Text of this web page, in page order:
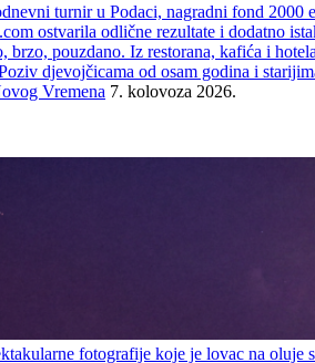
turnir u Podaci, nagradni fond 2000
ostvarila odlične rezultate i dodatno
brzo, pouzdano. Iz restorana, kafića i hotela
djevojčicama od osam godina i
Vremena 7. kolovoza 2026.
fotografije koje je lovac na oluje